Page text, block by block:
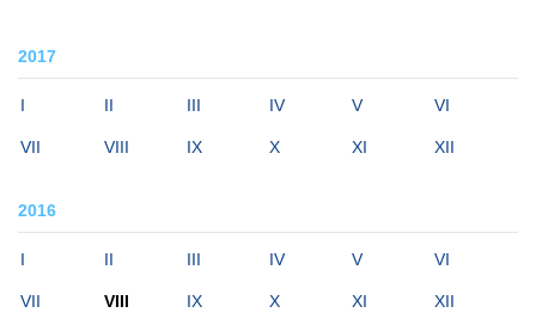
2017
I II III IV V VI
VII VIII IX X XI XII
2016
I II III IV V VI
VII VIII IX X XI XII